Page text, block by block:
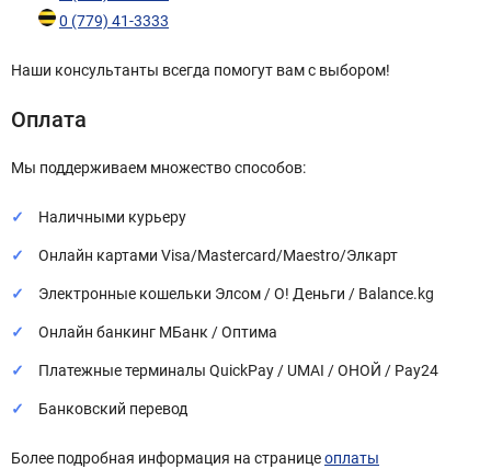
0 (779) 41-3333
Наши консультанты всегда помогут вам с выбором!
Оплата
Мы поддерживаем множество способов:
Наличными курьеру
Онлайн картами Visa/Mastercard/Maestro/Элкарт
Электронные кошельки Элсом / О! Деньги / Balance.kg
Онлайн банкинг МБанк / Оптима
Платежные терминалы QuickPay / UMAI / ОНОЙ / Pay24
Банковский перевод
Более подробная информация на страницеоплаты